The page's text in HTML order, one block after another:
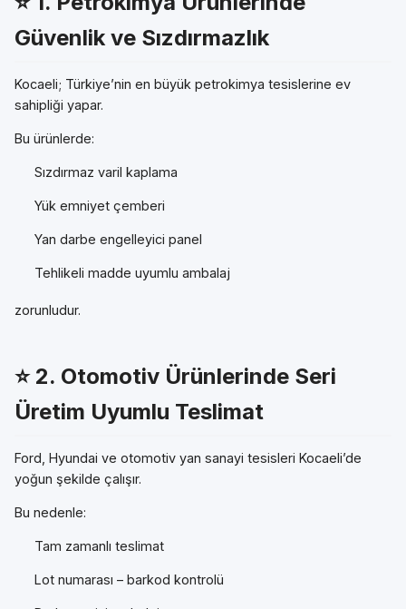
Güvenlik ve Sızdırmazlık
Kocaeli; Türkiye’nin en büyük petrokimya tesislerine ev
sahipliği yapar.
Bu ürünlerde:
Sızdırmaz varil kaplama
Yük emniyet çemberi
Yan darbe engelleyici panel
Tehlikeli madde uyumlu ambalaj
zorunludur.
⭐ 2. Otomotiv Ürünlerinde Seri
Üretim Uyumlu Teslimat
Ford, Hyundai ve otomotiv yan sanayi tesisleri Kocaeli’de
yoğun şekilde çalışır.
Bu nedenle:
Tam zamanlı teslimat
Lot numarası – barkod kontrolü